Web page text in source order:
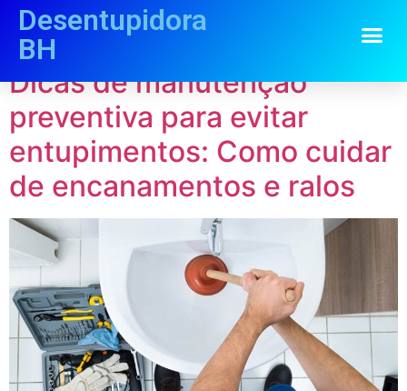
Desentupidora
BH
Tag:ralos
Dicas de manutenção
preventiva para evitar
entupimentos: Como cuidar
de encanamentos e ralos